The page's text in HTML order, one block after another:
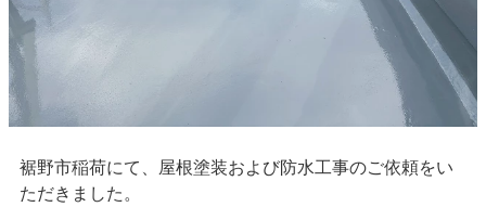
裾野市稲荷にて、屋根塗装および防水工事のご依頼をい
ただきました。